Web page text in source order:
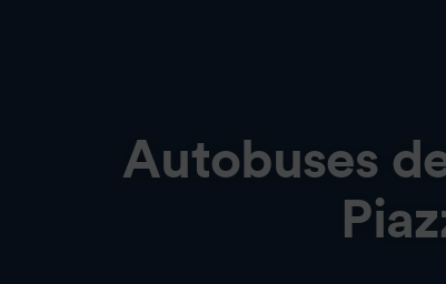
Autobuses